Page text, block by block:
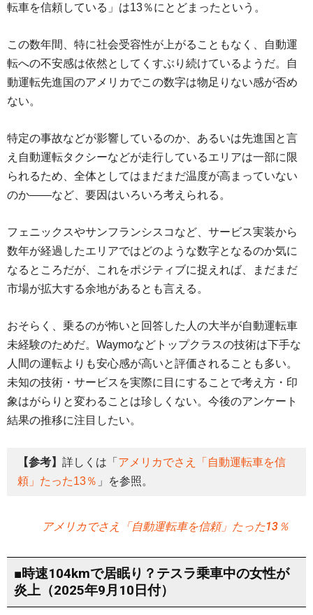
転車を信頼している」は13％にとどまったという。
この数年間、特に社会受容性が上がることもなく、自動運
転への不安感は依然としてくすぶり続けているようだ。自
動運転先進国のアメリカでこの数字は物足りない感が否め
ない。
特定の事故などが影響しているのか、あるいは先進国と言
え自動運転タクシーなどが走行しているエリアは一部に限
られるため、全体としてはまだまだ温度が高まっていない
のか――など、要因はいろいろ考えられる。
フェニックスやサンフランシスコなど、サービス実装から
数年が経過したエリアではどのような数字となるのか気に
なるところだが、これをポジティブに捉えれば、まだまだ
市場が拡大する余地があるとも言える。
おそらく、乗るのが怖いと回答した人の大半が自動運転車
未経験のためだ。Waymoなどトップクラスの技術は下手な
人間の運転よりも安心感が高いと評価されることも多い。
未知の技術・サービスを実際に目にすることで考え方・印
象はがらりと変わることは珍しくない。今後のアンケート
結果の推移に注目したい。
【参考】 詳しくは「 アメリカでさえ「自動運転車を信
頼」たった13％ 」を参照。
アメリカでさえ「自動運転車を信頼」たった13％
■時速104kmで居眠り？テスラ乗車中の女性が
炎上（2025年9月10日付）